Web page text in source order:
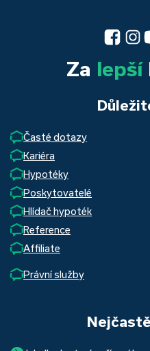
Za lepší
Časté dotazy
Kariéra
Hypotéky
Poskytovatelé
Hlídač hypoték
Reference
Affiliate
Právní služby